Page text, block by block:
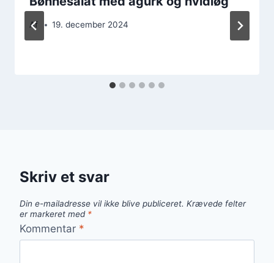
Af 19. december 2024
Skriv et svar
Din e-mailadresse vil ikke blive publiceret. Krævede felter
er markeret med *
Kommentar *